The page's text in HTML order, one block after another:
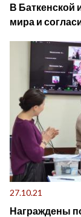
В Баткенской
мира и
27.10.21
Награждены